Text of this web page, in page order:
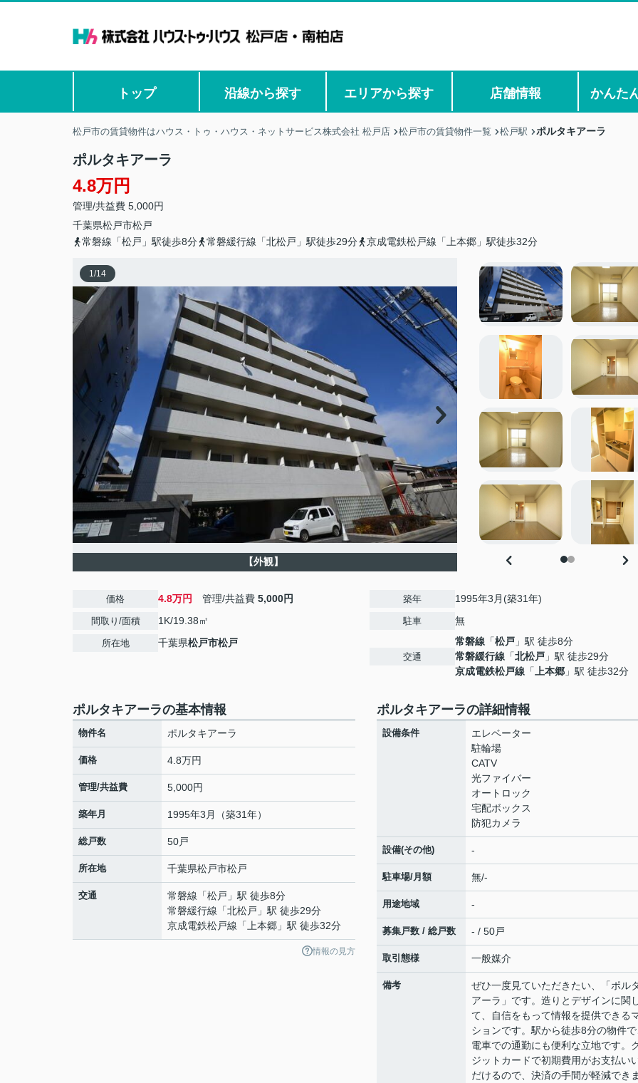
トップ 沿線から探す エリアから探す 店舗情報 かんた
松戸市の賃貸物件はハウス・トゥ・ハウス・ネットサービス株式会社 松戸店 松戸市の賃貸物件一覧 松戸駅 ポルタキアーラ
ポルタキアーラ
4.8万円
管理/共益費 5,000円
千葉県松戸市松戸
常磐線「松戸」駅徒歩8分
常磐緩行線「北松戸」駅徒歩29分 京成電鉄松戸線「上本郷」駅徒歩32分
1/14
【外観】
価格 4.8万円 管理/共益費 5,000円
間取り/面積 1K/19.38㎡
所在地 千葉県松戸市松戸
築年 1995年3月(築31年)
駐車 無
交通
常磐線 「松戸 」駅 徒歩8分
常磐緩行線 「北松戸 」駅 徒歩29分
京成電鉄松戸線 「 上本郷 」駅 徒歩32分
ポルタキアーラの基本情報
物件名 ポルタキアーラ
価格 4.8万円
管理/共益費 5,000円
築年月 1995年3月（築31年）
総戸数 50戸
所在地 千葉県松戸市松戸
交通 常磐線 「松戸 」駅 徒歩8分
常磐緩行線 「北松戸 」駅 徒歩29分
京成電鉄松戸線 「 上本郷 」駅 徒歩32分
情報の見方
ポルタキアーラの詳細情報
設備条件
エレベーター
駐輪場
CATV
光ファイバー
オートロック
宅配ボックス
防犯カメラ
設備(その他) -
駐車場/月額 無/-
用途地域 -
募集戸数 / 総戸数 - / 50戸
取引態様 一般媒介
備考
ぜひ一度見ていただきたい、「ポル
アーラ」です。造りとデザインに関
て、自信をもって情報を提供できる
ションです。駅から徒歩8分の物件で
電車での通勤にも便利な立地です。
ジットカードで初期費用がお支払い
だけるので、決済の手間が軽減できま